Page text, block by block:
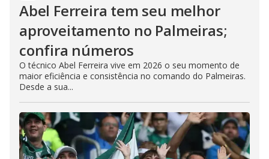
Abel Ferreira tem seu melhor
aproveitamento no Palmeiras;
confira números
O técnico Abel Ferreira vive em 2026 o seu momento de
maior eficiência e consistência no comando do Palmeiras.
Desde a sua...